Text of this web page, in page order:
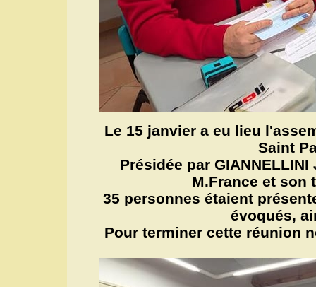
Le 15 janvier a eu lieu
Saint
Présidée par
M.France et son
35 personnes étaient
évoqués,
Pour terminer cette réunion